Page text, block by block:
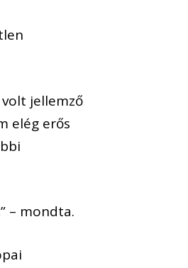
volt jellemző
elég erős
– mondta.